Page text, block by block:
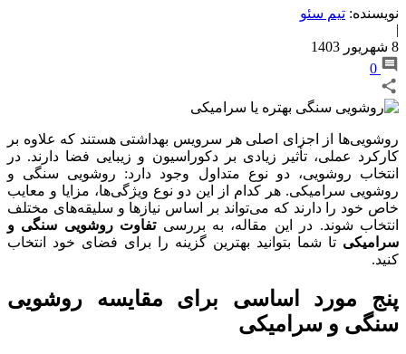
نویسنده: تیم سئو
|
8 شهریور 1403
0
روشویی‌ها از اجزای اصلی هر سرویس بهداشتی هستند که علاوه بر
کارکرد عملی، تأثیر زیادی بر دکوراسیون و زیبایی فضا دارند. در
انتخاب روشویی، دو نوع متداول وجود دارد: روشویی سنگی و
روشویی سرامیکی. هر کدام از این دو نوع ویژگی‌ها، مزایا و معایب
خاص خود را دارند که می‌تواند بر اساس نیازها و سلیقه‌های مختلف
انتخاب شوند. در این مقاله، به بررسیتفاوت روشویی سنگی و
سرامیکی تا شما بتوانید بهترین گزینه را برای فضای خود انتخاب
کنید.
پنج مورد اساسی برای مقایسه روشویی
سنگی و سرامیکی